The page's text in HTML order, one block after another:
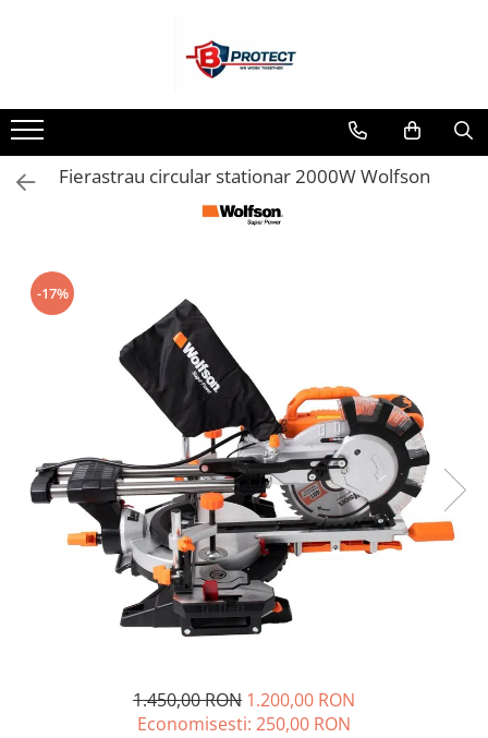
Atomizoare si pulverizatoare
Atomizoare
Pulverizatoare
Casa
Masini spalat cu presiune
Scule si unelte gradina
Drujbe electrice
Drujbe termice
Echipamente medicale
Echipamente PSI
Generatoare si unelte pentru
Fierastrau circular stationar 2000W Wolfson
-17%
1.450,00 RON 1.200,00 RON
Economisesti: 250,00 RON